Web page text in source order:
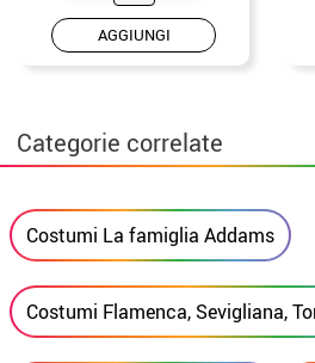
AGGIUNGI
Categorie correlate
Costumi La famiglia Addams
Costumi Flamenca, Sevigliana,